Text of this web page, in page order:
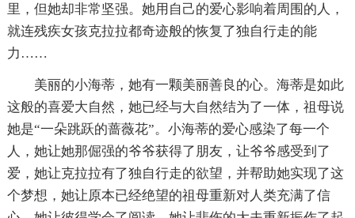
里，但她却非常坚强。她用自己的爱心影响着周围的人，
就连残疾女孩克拉拉都奇迹般的恢复了独自行走的能
力……
美丽的小海蒂，她有一颗美丽善良的心。海蒂是如此
这般的喜爱大自然，她已经与大自然结为了一体，祖母说
她是“一朵跳跃的蔷薇花”。小海蒂的爱心感染了每一个
人，她让她那倔强的爷爷获得了朋友，让爷爷感受到了
爱，她让克拉拉有了独自行走的欲望，并帮助她实现了这
个梦想，她让原本已经绝望的祖母重新对人类充满了信